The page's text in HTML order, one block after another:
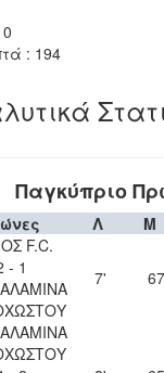
: 194
Παγκύπριο
Λ Μ
F.C.
- 1
7'